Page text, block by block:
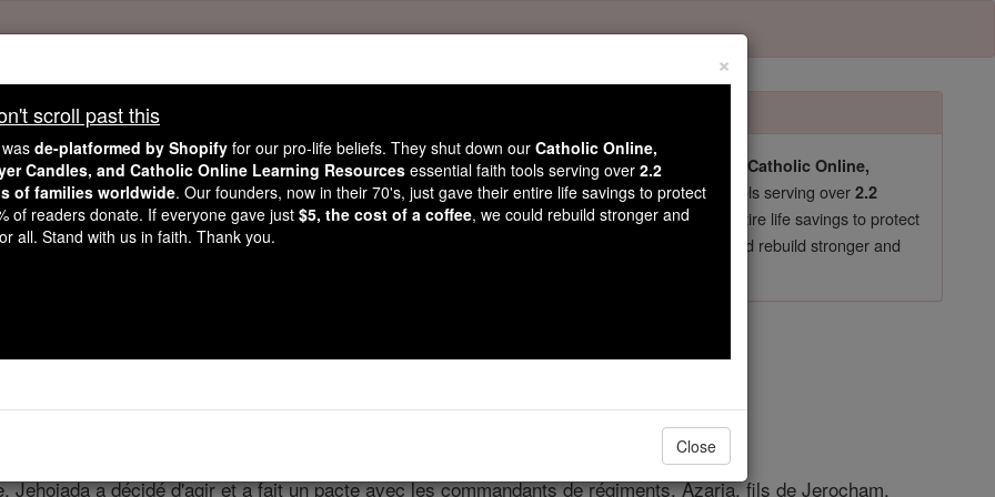
scroll past this
readers, Catholic Online wasde-platformed by Shopifyfor our pro-life beliefs. They shut down our Catholic Online,
Online School, Prayer Candles, and Catholic Online Learning Resourcesessential faith tools serving over2.2
students and millions of families worldwide . Our founders, now in their 70's, just gave their entire life savings to protect
this mission. But fewer than 2% of readers donate. If everyone gave just
, we could rebuild stronger and
2 Chroniques - Chapitre 23
23 ⌄
Jehojada a décidé d'agir et a fait un pacte avec les commandants de régiments, Azaria, fils de Jerocham,
×
scroll past this
de-platformed by Shopify for our pro-life beliefs. They shut down our Catholic Online,
Candles, and Catholic Online Learning Resources essential faith tools serving over 2.2
of families worldwide. Our founders, now in their 70's, just gave their entire life savings to protect
of readers donate. If everyone gave just $5, the cost of a coffee, we could rebuild stronger and
all. Stand with us in faith. Thank you.
Close